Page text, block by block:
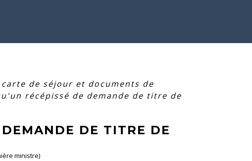
de séjour et documents de
récépissé de demande de titre de
DE TITRE DE
ministre)